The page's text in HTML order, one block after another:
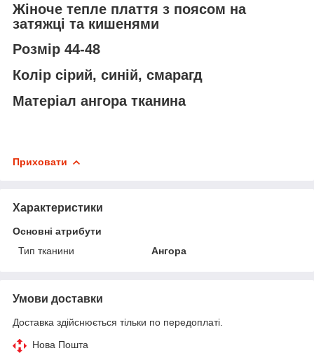
Жіноче тепле плаття з поясом на
затяжці та кишенями
Розмір 44-48
Колір сірий, синій, смарагд
Матеріал ангора тканина
Приховати
Характеристики
Основні атрибути
Тип тканини
Ангора
Умови доставки
Доставка здійснюється тільки по передоплаті.
Нова Пошта